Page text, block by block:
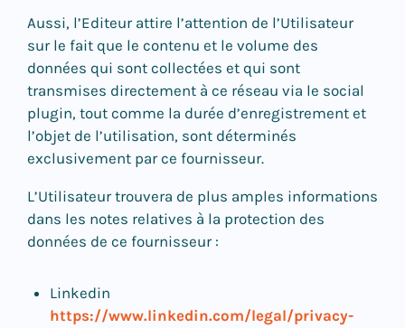
Aussi, l’Editeur attire l’attention de l’Utilisateur
sur le fait que le contenu et le volume des
données qui sont collectées et qui sont
transmises directement à ce réseau via le social
plugin, tout comme la durée d’enregistrement et
l’objet de l’utilisation, sont déterminés
exclusivement par ce fournisseur.
L’Utilisateur trouvera de plus amples informations
dans les notes relatives à la protection des
données de ce fournisseur :
Linkedin
https://www.linkedin.com/legal/privacy-